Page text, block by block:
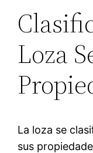
Loza
La loza se
sus